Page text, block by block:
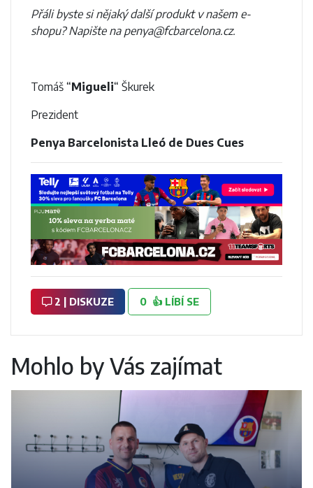
Přáli byste si nějaký další produkt v našem e-
shopu? Napište na penya@fcbarcelona.cz.
Tomáš “Migueli“ Škurek
Prezident
Penya Barcelonista Lleó de Dues Cues
2 | DISKUZE 0 👍 LÍBÍ SE
Mohlo by Vás zajímat